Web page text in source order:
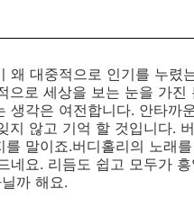
왜 대중적으로 인기를 누렸
으로 세상을 보는 눈을 가
생각은 여전합니다. 안타까
지 않고 기억 할 것입니다.
를 말이죠.버디홀리의 노래
네요. 리듬도 쉽고 모두가
까 해요.